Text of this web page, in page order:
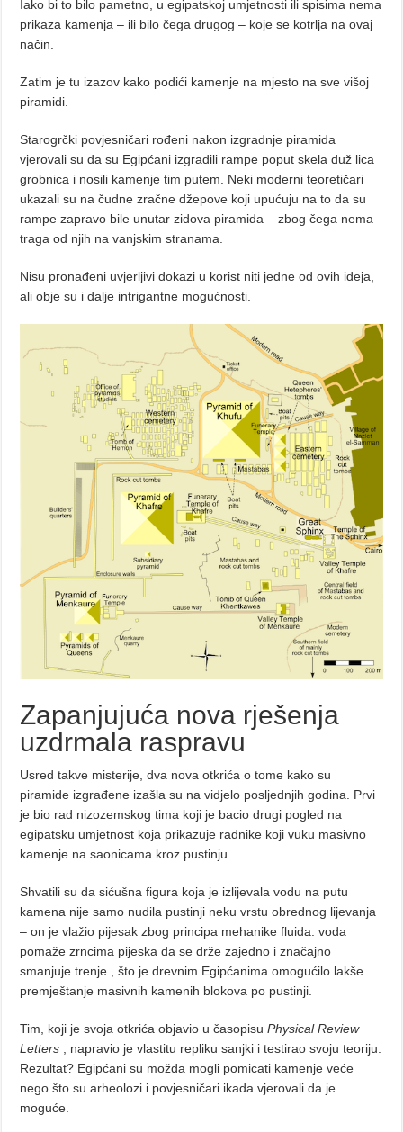
Iako bi to bilo pametno, u egipatskoj umjetnosti ili spisima nema
prikaza kamenja – ili bilo čega drugog – koje se kotrlja na ovaj
način.
Zatim je tu izazov kako podići kamenje na mjesto na sve višoj
piramidi.
Starogrčki povjesničari rođeni nakon izgradnje piramida
vjerovali su da su Egipćani izgradili rampe poput skela duž lica
grobnica i nosili kamenje tim putem. Neki moderni teoretičari
ukazali su na čudne zračne džepove koji upućuju na to da su
rampe zapravo bile unutar zidova piramida – zbog čega nema
traga od njih na vanjskim stranama.
Nisu pronađeni uvjerljivi dokazi u korist niti jedne od ovih ideja,
ali obje su i dalje intrigantne mogućnosti.
Zapanjujuća nova rješenja
uzdrmala raspravu
Usred takve misterije, dva nova otkrića o tome kako su
piramide izgrađene izašla su na vidjelo posljednjih godina. Prvi
je bio rad nizozemskog tima koji je bacio drugi pogled na
egipatsku umjetnost koja prikazuje radnike koji vuku masivno
kamenje na saonicama kroz pustinju.
Shvatili su da sićušna figura koja je izlijevala vodu na putu
kamena nije samo nudila pustinji neku vrstu obrednog lijevanja
– on je vlažio pijesak zbog principa mehanike fluida: voda
pomaže zrncima pijeska da se drže zajedno i značajno
smanjuje trenje , što je drevnim Egipćanima omogućilo lakše
premještanje masivnih kamenih blokova po pustinji.
Tim, koji je svoja otkrića objavio u časopisuPhysical Review
Letters , napravio je vlastitu repliku sanjki i testirao svoju teoriju.
Rezultat? Egipćani su možda mogli pomicati kamenje veće
nego što su arheolozi i povjesničari ikada vjerovali da je
moguće.